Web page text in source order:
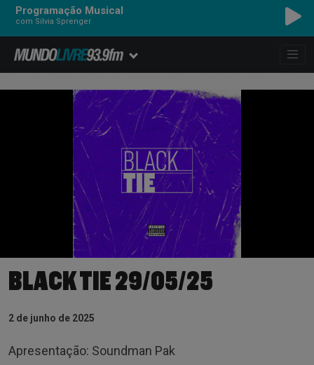
Programação Musical
com Silvia Sprenger
BLACK TIE 29/05/25
2 de junho de 2025
Apresentação: Soundman Pak